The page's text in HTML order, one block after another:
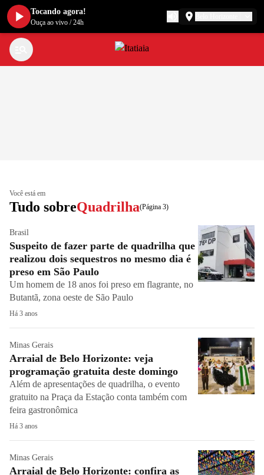
Você está em
Tudo sobreQuadrilha(Página 3)
Brasil
Suspeito de fazer parte de quadrilha que
realizou dois sequestros no mesmo dia é
preso em São Paulo
Um homem de 18 anos foi preso em flagrante, no
Butantã, zona oeste de São Paulo
Há 3 anos
Minas Gerais
Arraial de Belo Horizonte: veja
programação gratuita deste domingo
Além de apresentações de quadrilha, o evento
gratuito na Praça da Estação conta também com
feira gastronômica
Há 3 anos
Minas Gerais
Arraial de Belo Horizonte: confira as
Tocando agora!
Ouça ao vivo /24h